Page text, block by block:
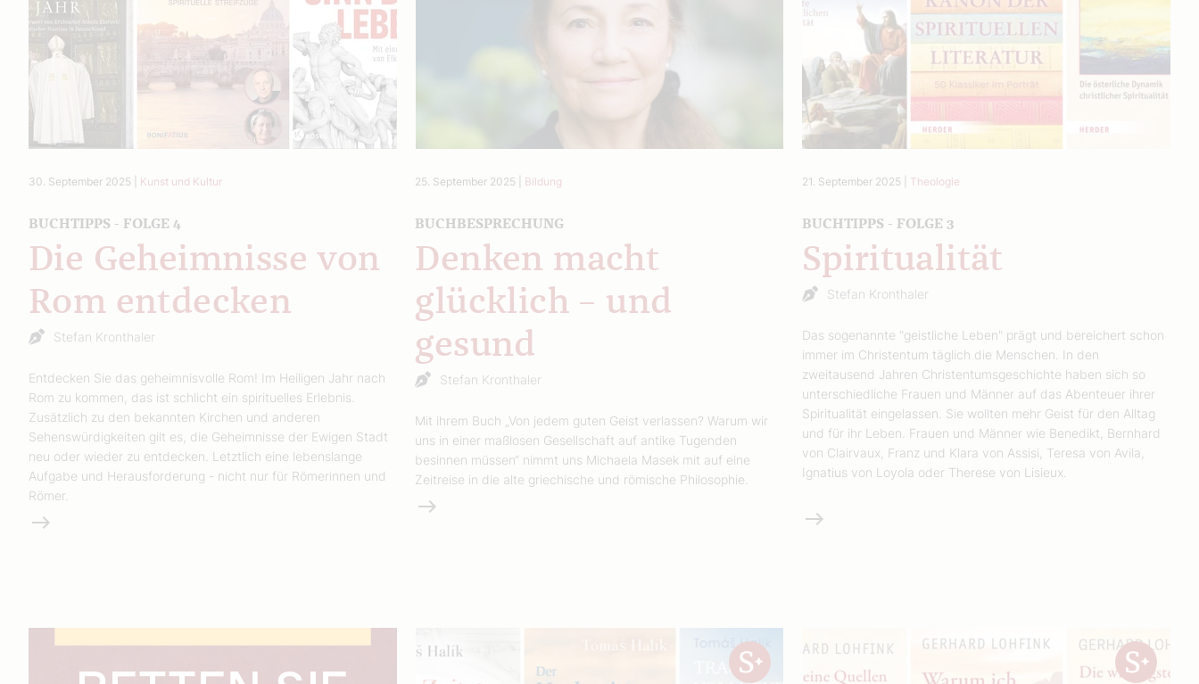
30. September 2025 Kunst und Kultur
BUCHTIPPS - FOLGE 4
Die Geheimnisse von
Rom entdecken
Stefan Kronthaler
Entdecken Sie das geheimnisvolle Rom! Im Heiligen Jahr nach
Rom zu kommen, das ist schlicht ein spirituelles Erlebnis.
Zusätzlich zu den bekannten Kirchen und anderen
Sehenswürdigkeiten gilt es, die Geheimnisse der Ewigen Stadt
neu oder wieder zu entdecken. Letztlich eine lebenslange
Aufgabe und Herausforderung - nicht nur für Römerinnen und
Römer.
Weiterlesen
25. September 2025 Bildung
BUCHBESPRECHUNG
Denken macht
glücklich – und
gesund
Stefan Kronthaler
Mit ihrem Buch „Von jedem guten Geist verlassen? Warum wir
uns in einer maßlosen Gesellschaft auf antike Tugenden
besinnen müssen“ nimmt uns Michaela Masek mit auf eine
Zeitreise in die alte griechische und römische Philosophie.
Weiterlesen
21. September 2025 Theologie
BUCHTIPPS - FOLGE 3
Spiritualität
Stefan Kronthaler
Das sogenannte "geistliche Leben" prägt und bereichert schon
immer im Christentum täglich die Menschen. In den
zweitausend Jahren Christentumsgeschichte haben sich so
unterschiedliche Frauen und Männer auf das Abenteuer ihrer
Spiritualität eingelassen. Sie wollten mehr Geist für den Alltag
und für ihr Leben. Frauen und Männer wie Benedikt, Bernhard
von Clairvaux, Franz und Klara von Assisi, Teresa von Avila,
Ignatius von Loyola oder Therese von Lisieux.
Weiterlesen